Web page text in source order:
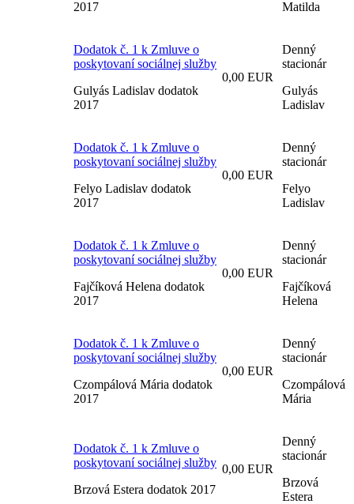
2017
Matilda
Dodatok č. 1 k Zmluve o
poskytovaní sociálnej služby
Gulyás Ladislav dodatok
2017
0,00 EUR
Denný
stacionár
Gulyás
Ladislav
Dodatok č. 1 k Zmluve o
poskytovaní sociálnej služby
Felyo Ladislav dodatok
2017
0,00 EUR
Denný
stacionár
Felyo
Ladislav
Dodatok č. 1 k Zmluve o
poskytovaní sociálnej služby
Fajčíková Helena dodatok
2017
0,00 EUR
Denný
stacionár
Fajčíková
Helena
Dodatok č. 1 k Zmluve o
poskytovaní sociálnej služby
Czompálová Mária dodatok
2017
0,00 EUR
Denný
stacionár
Czompálová
Mária
Dodatok č. 1 k Zmluve o
poskytovaní sociálnej služby
Brzová Estera dodatok 2017
0,00 EUR
Denný
stacionár
Brzová
Estera